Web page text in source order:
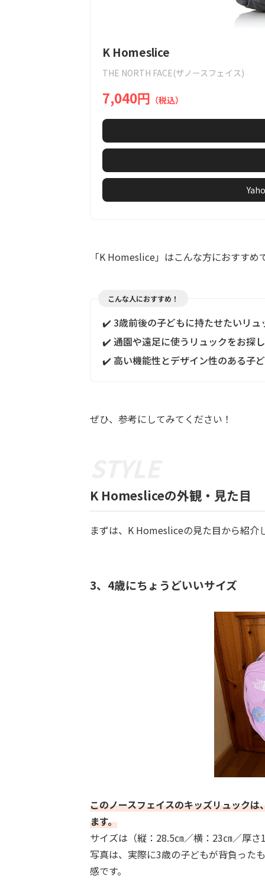
1
of
5
K Homeslice
THE NORTH FACE(ザノースフェイス)
7,040円 （税込）
「K Homeslice」はこんな方におすすめ
こんな人におすすめ！
✔️ 3歳前後の子どもに持たせたいリュ
✔️ 通園や遠足に使うリュックをお探
✔️ 高い機能性とデザイン性のある子
ぜひ、参考にしてみてください！
K Homesliceの外観・見た目
まずは、K Homesliceの見た目から紹介
3、4歳にちょうどいいサイズ
このノースフェイスのキッズリュック
ます。
サイズは（縦：28.5㎝／横：23㎝／厚さ
写真は、実際に3歳の子どもが背負った
感です。